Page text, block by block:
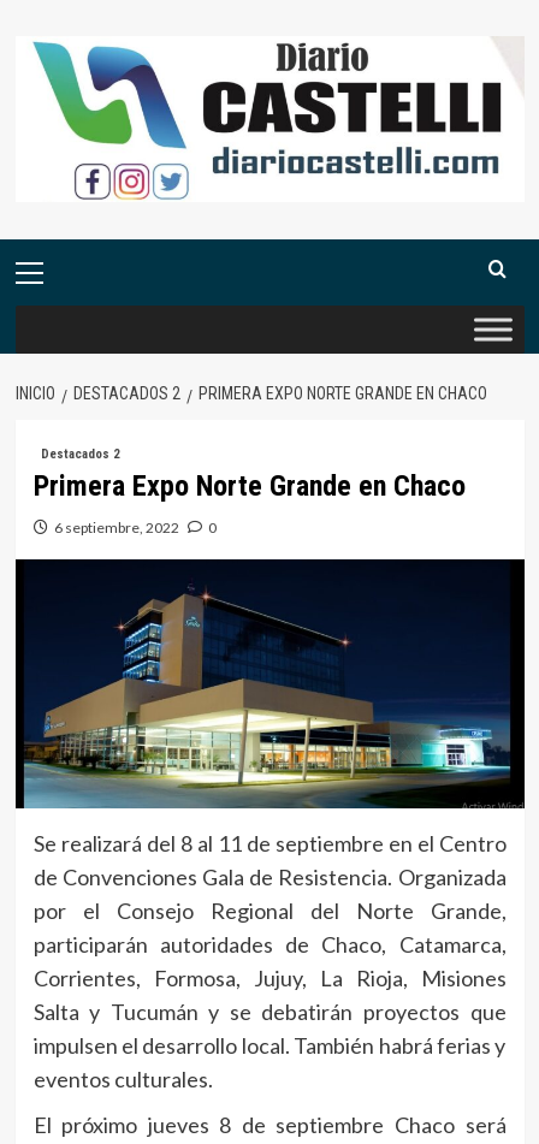
contenido
Menú
INICIO DESTACADOS 2 PRIMERA EXPO NORTE GRANDE EN CHACO
Destacados 2
Primera Expo Norte Grande en Chaco
6 septiembre, 2022 0
Se realizará del 8 al 11 de septiembre en el Centro
de Convenciones Gala de Resistencia. Organizada
por el Consejo Regional del Norte Grande,
participarán autoridades de Chaco, Catamarca,
Corrientes, Formosa, Jujuy, La Rioja, Misiones
Salta y Tucumán y se debatirán proyectos que
impulsen el desarrollo local. También habrá ferias y
eventos culturales.
El próximo jueves 8 de septiembre Chaco será